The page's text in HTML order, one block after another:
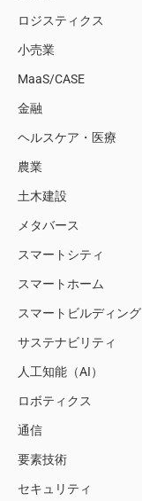
ロジスティクス
小売業
MaaS/CASE
金融
ヘルスケア・医療
農業
土木建設
メタバース
スマートシティ
スマートホーム
スマートビルディング
サステナビリティ
人工知能（AI）
ロボティクス
通信
要素技術
セキュリティ